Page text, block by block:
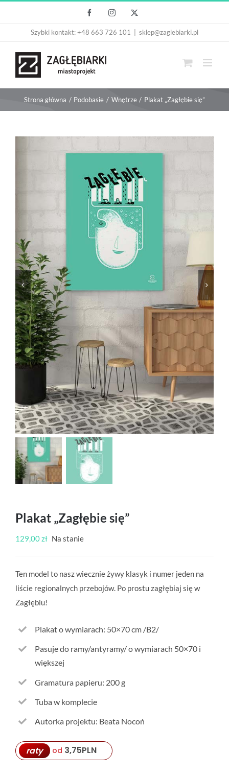
zawartości
FacebookInstagram
Szybki kontakt: +48 663 726 101 sklep@zaglebiarki.pl
Strona główna Podobasie Wnętrze Plakat „Zagłębie się”
Plakat „Zagłębie się”
129,00zł Na stanie
Ten model to nasz wiecznie żywy klasyk i numer jeden na
liście regionalnych przebojów. Po prostu zagłębiaj się w
Zagłębiu!
Plakat o wymiarach: 50×70 cm /B2/
Pasuje do ramy/antyramy/ o wymiarach 50×70 i
większej
Gramatura papieru: 200 g
Tuba w komplecie
Autorka projektu: Beata Nocoń
raty od 3,75PLN